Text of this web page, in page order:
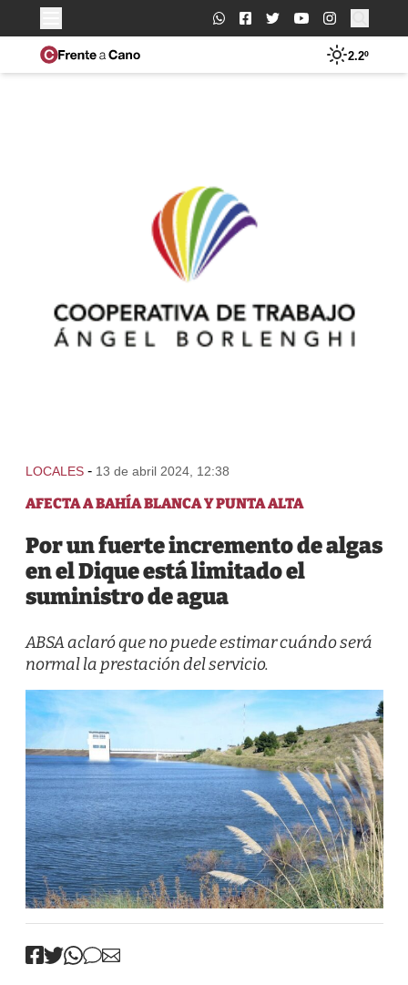
Buscar:
2.2º
LOCALES - 13 de abril 2024, 12:38
AFECTA A BAHÍA BLANCA Y PUNTA ALTA
Por un fuerte incremento de algas
en el Dique está limitado el
suministro de agua
ABSA aclaró que no puede estimar cuándo será
normal la prestación del servicio.